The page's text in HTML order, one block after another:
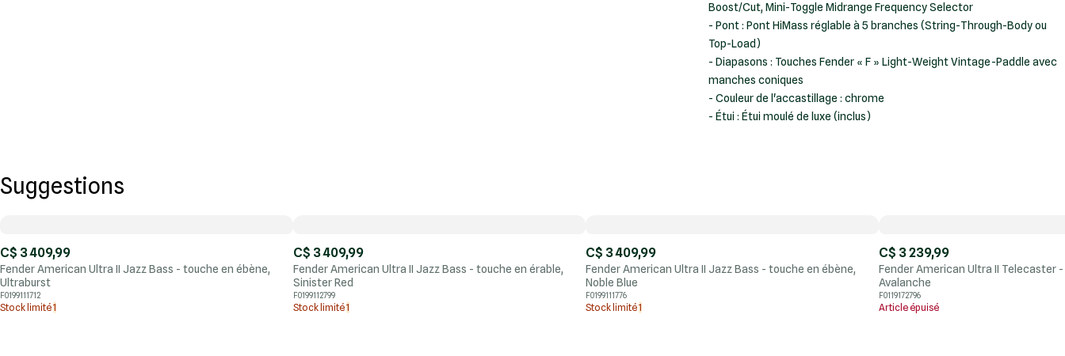
Boost/Cut, Mini-Toggle Midrange Frequency Selector
- Pont : Pont HiMass réglable à 5 branches (String-Through-Body ou
Top-Load)
- Diapasons : Touches Fender « F » Light-Weight Vintage-Paddle avec
manches coniques
- Couleur de l'accastillage : chrome
- Étui : Étui moulé de luxe (inclus)
Suggestions
C$ 3 409,99
Fender American Ultra II Jazz Bass - touche en ébène,
Ultraburst
F0199111712
Stock limité1
C$ 3 409,99
Fender American Ultra II Jazz Bass - touche en érable,
Sinister Red
F0199112799
Stock limité1
C$ 3 409,99
Fender American Ultra II Jazz Bass - touche en ébène,
Noble Blue
F0199111776
Stock limité1
C$ 3 239,99
Fender American Ultra II Telecaster
Avalanche
F0119172796
Article épuisé